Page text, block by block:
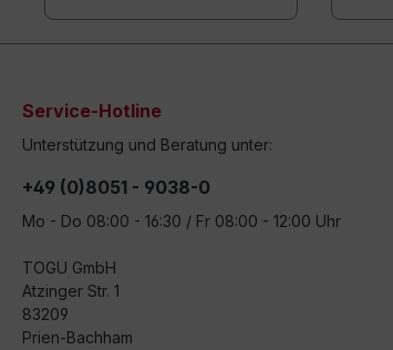
Service-Hotline
Unterstützung und Beratung unter:
+49 (0)8051 - 9038-0
Mo - Do 08:00 - 16:30 / Fr 08:00 - 12:00 Uhr
TOGU GmbH
Atzinger Str. 1
83209
Prien-Bachham